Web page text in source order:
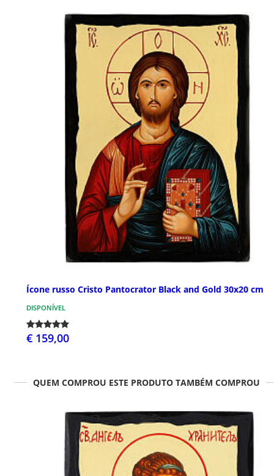
Ícone russo Cristo Pantocrator Black and Gold 30x20 cm
DISPONÍVEL
€ 159,00
QUEM COMPROU ESTE PRODUTO TAMBÉM COMPROU